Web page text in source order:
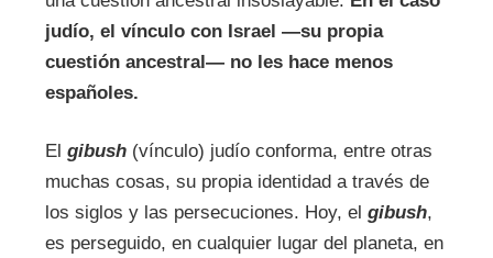
judío, el vínculo con Israel —su propia
cuestión ancestral— no les hace menos
españoles.
El gibush(vínculo) judío conforma, entre otras
muchas cosas, su propia identidad a través de
los siglos y las persecuciones. Hoy, el gibush,
es perseguido, en cualquier lugar del planeta, en